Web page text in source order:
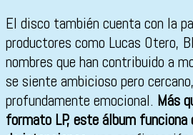
El disco también cuenta con la
productores como Lucas Otero,
nombres que han contribuido a
se siente ambicioso pero
profundamente emocional. Más
formato LP, este álbum funciona